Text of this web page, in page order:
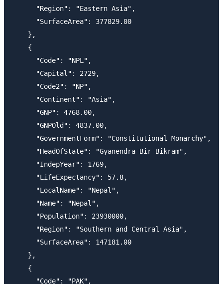
      "Region": "Eastern Asia",
      "SurfaceArea": 377829.00
    },
    {
      "Code": "NPL",
      "Capital": 2729,
      "Code2": "NP",
      "Continent": "Asia",
      "GNP": 4768.00,
      "GNPOld": 4837.00,
      "GovernmentForm": "Constitutional Monarchy",
      "HeadOfState": "Gyanendra Bir Bikram",
      "IndepYear": 1769,
      "LifeExpectancy": 57.8,
      "LocalName": "Nepal",
      "Name": "Nepal",
      "Population": 23930000,
      "Region": "Southern and Central Asia",
      "SurfaceArea": 147181.00
    },
    {
      "Code": "PAK",